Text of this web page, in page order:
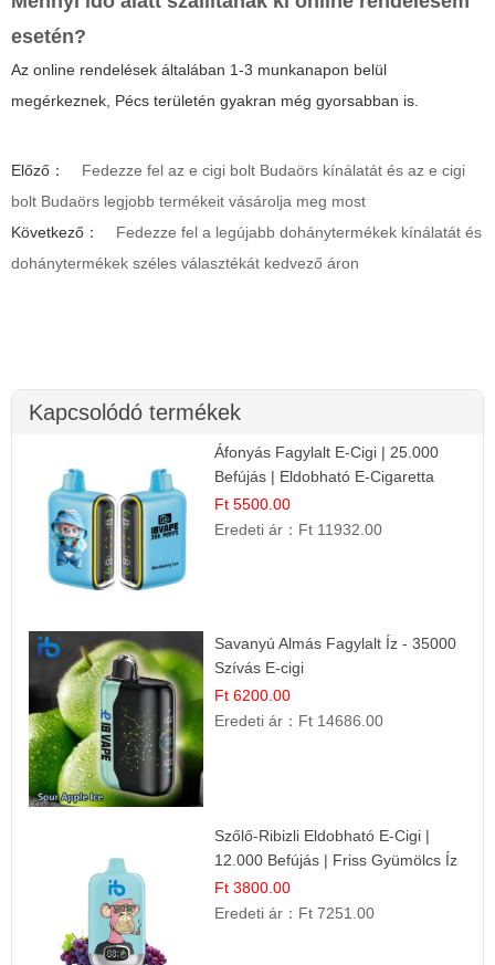
esetén?
Az online rendelések általában 1-3 munkanapon belül
megérkeznek, Pécs területén gyakran még gyorsabban is.
Előző：
Fedezze fel az e cigi bolt Budaörs kínálatát és az e cigi
bolt Budaörs legjobb termékeit vásárolja meg most
Következő：
Fedezze fel a legújabb dohánytermékek kínálatát és
dohánytermékek széles választékát kedvező áron
Kapcsolódó termékek
Áfonyás Fagylalt E-Cigi | 25.000
Befújás | Eldobható E-Cigaretta
Ft 5500.00
Eredeti ár： Ft 11932.00
Savanyú Almás Fagylalt Íz - 35000
Szívás E-cigi
Ft 6200.00
Eredeti ár： Ft 14686.00
Szőlő-Ribizli Eldobható E-Cigi |
12.000 Befújás | Friss Gyümölcs Íz
Ft 3800.00
Eredeti ár： Ft 7251.00